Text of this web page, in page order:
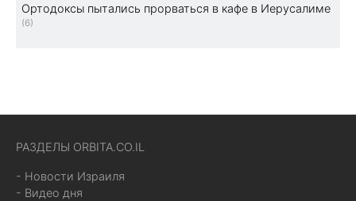
Ортодоксы пытались прорваться в кафе в Иерусалиме
(6)
РАЗДЕЛЫ ORBITA.CO.IL
- Новости Израиля
- Видео дня